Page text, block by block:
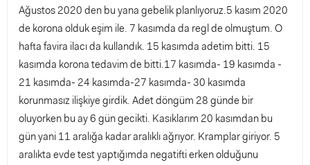
Ağustos 2020 den bu yana gebelik planlıyoruz.5 kasım 2020
de korona olduk eşim ile. 7 kasımda da regl de olmuştum. O
hafta favira ilacı da kullandık. 15 kasımda adetim bitti. 15
kasımda korona tedavim de bitti.17 kasımda- 19 kasımda -
21 kasımda- 24 kasımda-27 kasımda- 30 kasımda
korunmasız ilişkiye girdik. Adet döngüm 28 günde bir
oluyorken bu ay 6 gün gecikti. Kasıklarım 20 kasımdan bu
gün yani 11 aralığa kadar aralıklı ağrıyor. Kramplar giriyor. 5
aralıkta evde test yaptığımda negatifti erken olduğunu